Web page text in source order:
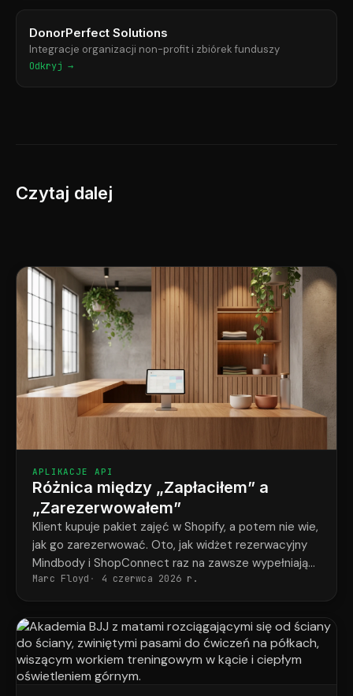
DonorPerfect Solutions
Integracje organizacji non-profit i zbiórek funduszy
Odkryj →
Czytaj dalej
APLIKACJE API
Różnica między „Zapłaciłem” a
„Zarezerwowałem”
Klient kupuje pakiet zajęć w Shopify, a potem nie wie,
jak go zarezerwować. Oto, jak widżet rezerwacyjny
Mindbody i ShopConnect raz na zawsze wypełniają
tę lukę.
Marc Floyd 4 czerwca 2026 r.